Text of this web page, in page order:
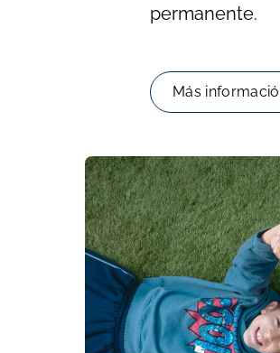
permanente.
Más